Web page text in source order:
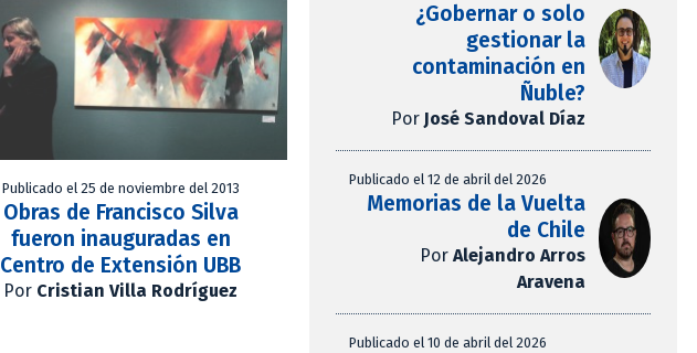
Publicado el 25 de noviembre del 2013
Obras de Francisco Silva
fueron inauguradas en
Centro de Extensión UBB
Por Cristian Villa Rodríguez
¿Gobernar o solo
gestionar la
contaminación en
Ñuble?
Por José Sandoval Díaz
Publicado el 12 de abril del 2026
Memorias de la Vuelta
de Chile
Por Alejandro Arros
Aravena
Publicado el 10 de abril del 2026